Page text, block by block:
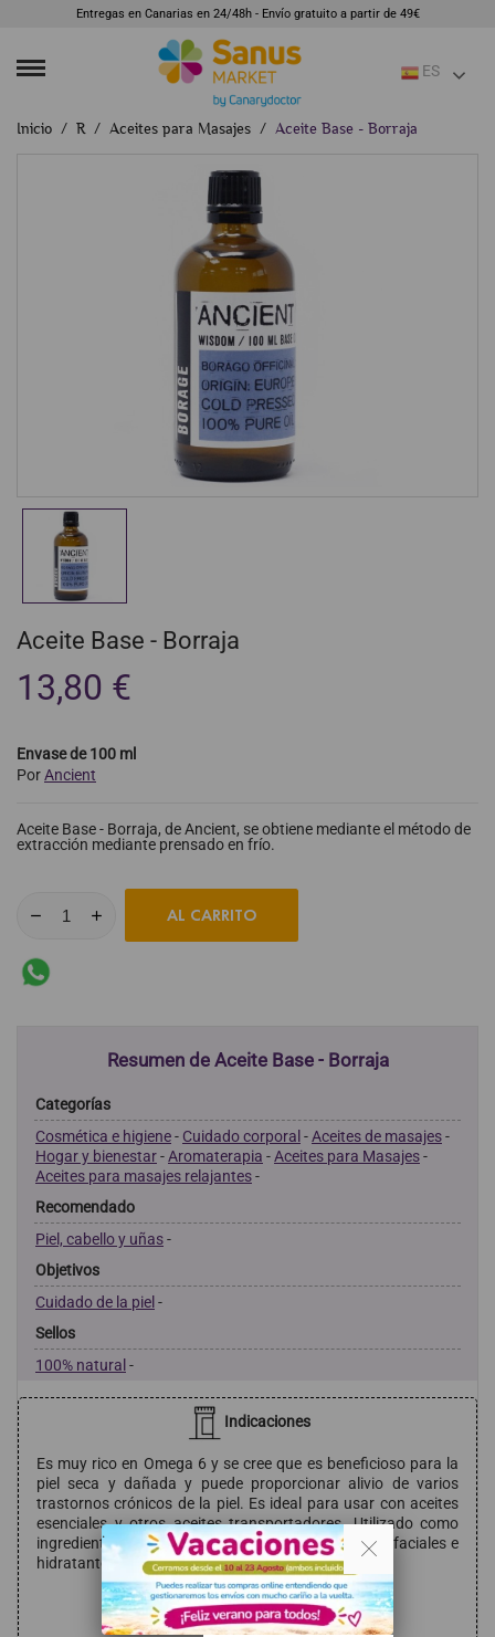
Entregas en Canarias en 24/48h - Envío gratuito a partir de 49€
ES
Inicio R Aceites para Masajes Aceite Base - Borraja
Aceite Base - Borraja
13,80 €
Envase de 100 ml
PorAncient
Aceite Base - Borraja, de Ancient, se obtiene mediante el método de
extracción mediante prensado en frío.
AL CARRITO
Resumen de Aceite Base - Borraja
Categorías
Cosmética e higiene- Cuidado corporal-Aceites de masajes-
Hogar y bienestar-Aromaterapia -Aceites para Masajes-
Aceites para masajes relajantes-
Recomendado
Piel, cabello y uñas-
Objetivos
Cuidado de la piel-
Sellos
100% natural-
Indicaciones
Es muy rico en Omega 6 y se cree que es beneficioso para la
piel seca y dañada y puede proporcionar alivio de varios
trastornos crónicos de la piel. Es ideal para usar con aceites
esenciales y otros aceites transportadores. Utilizado como
ingrediente en productos cosméticos como sueros faciales e
hidratantes.
Modo de empleo
. .